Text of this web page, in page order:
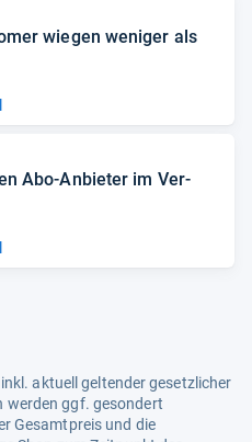
wie­gen weni­ger als
Abo-​Anbie­ter im Ver­
aktuell geltender gesetzlicher
werden ggf. gesondert
Gesamtpreis und die